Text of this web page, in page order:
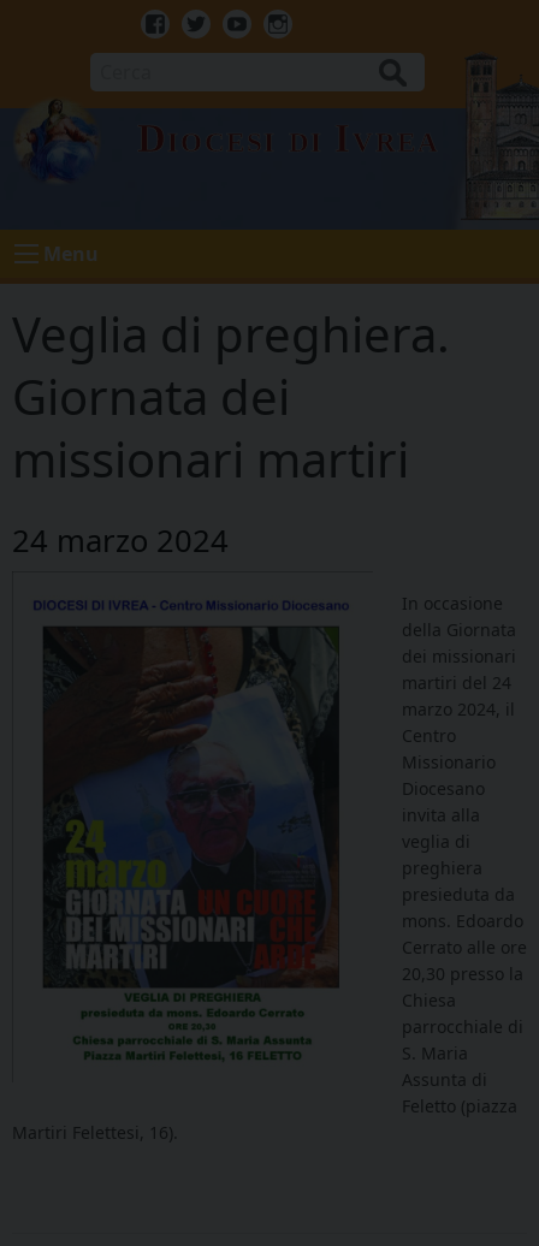
Facebook
TwitterYoutubeInstagram
Diocesi di Ivrea
Menu
Veglia di preghiera.
Giornata dei
missionari martiri
24 marzo 2024
In occasione
della Giornata
dei missionari
martiri del 24
marzo 2024, il
Centro
Missionario
Diocesano
invita alla
veglia di
preghiera
presieduta da
mons. Edoardo
Cerrato alle ore
20,30 presso la
Chiesa
parrocchiale di
S. Maria
Assunta di
Feletto (piazza
Martiri Felettesi, 16).